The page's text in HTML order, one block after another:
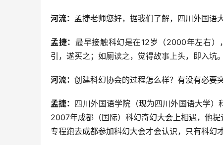
河流： 孟捷老师您好，据我们了解，四川外国语
孟捷： 最早接触科幻是在12岁（2000年左右
引，遂买之；如厕读之，觉得故事上头，即入坑。
河流： 创建科幻协会的过程怎么样？有没有必要
孟捷： 四川外国语学院（现为四川外国语大学
2007年成都（国际）科幻奇幻大会上相遇，他
专程跑去成都参加科幻大会才会认识，只有科幻